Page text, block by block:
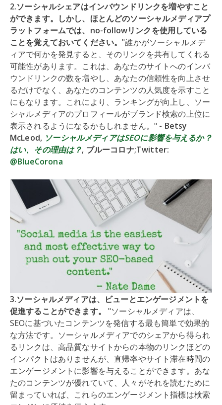
2.ソーシャルシェアはインバウンドリンクを増やすこと
ができます。しかし、ほとんどのソーシャルメディアプ
ラットフォームでは、no-followリンクを使用している
ことを覚えておいてください。"誰かがソーシャルメデ
ィアで何かを発見すると、そのリンクを共有してくれる
可能性があります。これは、あなたのサイトへのインバ
ウンドリンクの数を増やし、あなたの信頼性を向上させ
るだけでなく、あなたのコンテンツの人気度を示すこと
にもなります。これにより、ランキングが向上し、ソー
シャルメディアのプロフィールがブランド検索の上位に
表示されるようになるかもしれません。" - Betsy
McLeod, ソーシャルメディアはSEOに影響を与えるか？
はい、その理由は？, ブルーコロナ;Twitter:
@BlueCorona
3.ソーシャルメディアは、ビューとエンゲージメントを
促進することができます。
"ソーシャルメディアは、
SEOに基づいたコンテンツを発信する最も簡単で効果的
な方法です。ソーシャルメディアでのシェアから得られ
るリンクは、高品質なサイトからの本物のリンクほどの
インパクトはありませんが、直帰率やサイト滞在時間の
エンゲージメントに影響を与えることができます。あな
たのコンテンツが優れていて、人々がそれを読むために
留まっていれば、これらのエンゲージメント指標は検索